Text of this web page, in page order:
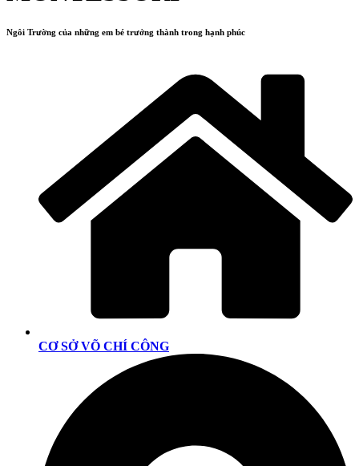
Ngôi Trường của những em bé trưởng thành trong hạnh phúc
CƠ SỞ VÕ CHÍ CÔNG